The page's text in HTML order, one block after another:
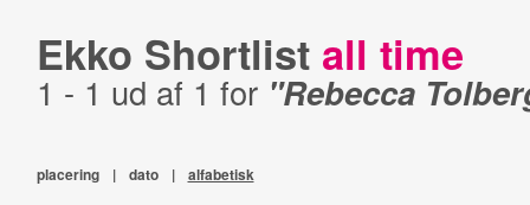
Ekko Shortlist all time
1 - 1 ud af 1 for "Rebecca
placering | dato | alfabetisk